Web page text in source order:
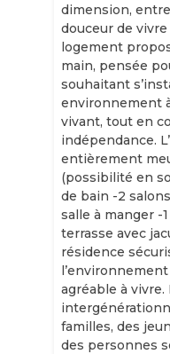
dimension,
douceur de vivre
logement
main, pensée
souhaitant
environnement
vivant, tout en
indépendance.
entièrement
(possibilité en
de bain -2
salle à manger -
terrasse avec
résidence
agréable à
familles, des
des personnes